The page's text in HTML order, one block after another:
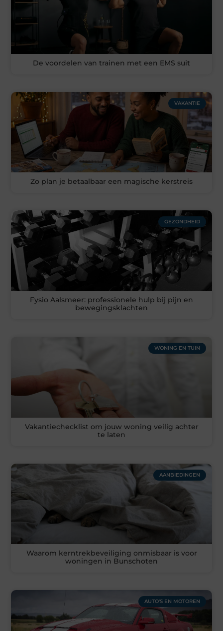
De voordelen van trainen met een EMS suit
VAKANTIE
Zo plan je betaalbaar een magische kerstreis
GEZONDHEID
Fysio Aalsmeer: professionele hulp bij pijn en
bewegingsklachten
WONING EN TUIN
Vakantiechecklist om jouw woning veilig achter
te laten
AANBIEDINGEN
Waarom kerntrekbeveiliging onmisbaar is voor
woningen in Bunschoten
AUTO'S EN MOTOREN